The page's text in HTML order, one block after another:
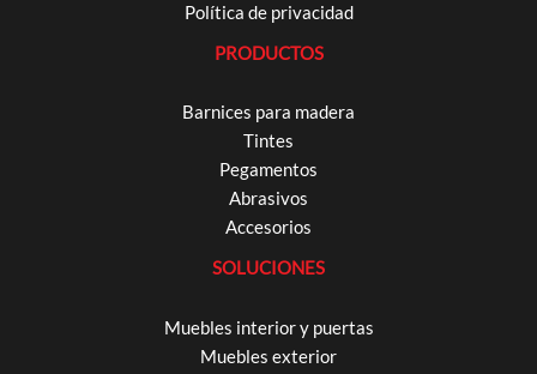
Política de privacidad
PRODUCTOS
Barnices para madera
Tintes
Pegamentos
Abrasivos
Accesorios
SOLUCIONES
Muebles interior y puertas
Muebles exterior